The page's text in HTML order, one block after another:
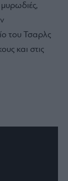
του Τσαρλς
και στις